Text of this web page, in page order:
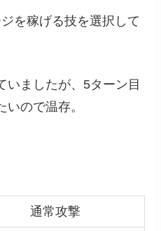
を稼げる技を選択して
いましたが、5ターン目
ので温存。
通常攻撃